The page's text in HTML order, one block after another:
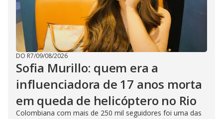
DO R7/09/08/2026
Sofia Murillo: quem era a
influenciadora de 17 anos morta
em queda de helicóptero no Rio
Colombiana com mais de 250 mil seguidores foi uma das